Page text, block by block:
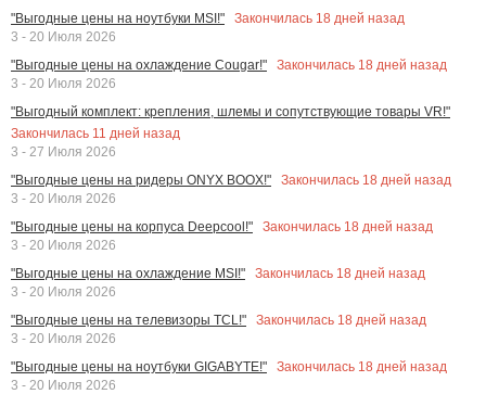
"Выгодные цены на ноутбуки MSI!"
Закончилась 18 дней назад
3 - 20 Июля 2026
"Выгодные цены на охлаждение Cougar!"
Закончилась 18 дней назад
3 - 20 Июля 2026
"Выгодный комплект: крепления, шлемы и сопутствующие товары VR!"
Закончилась 11 дней назад
3 - 27 Июля 2026
"Выгодные цены на ридеры ONYX BOOX!"
Закончилась 18 дней назад
3 - 20 Июля 2026
"Выгодные цены на корпуса Deepcool!"
Закончилась 18 дней назад
3 - 20 Июля 2026
"Выгодные цены на охлаждение MSI!"
Закончилась 18 дней назад
3 - 20 Июля 2026
"Выгодные цены на телевизоры TCL!"
Закончилась 18 дней назад
3 - 20 Июля 2026
"Выгодные цены на ноутбуки GIGABYTE!"
Закончилась 18 дней назад
3 - 20 Июля 2026